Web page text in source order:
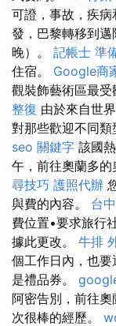
可證，事故，疾
發，巴黎轉移到邁
晚）。 記帳士 準
住宿。 Google商
觀裝飾藝術區最受
整復 由於來自世
對那些歡迎不同類
seo 關鍵字 該國
午，前往奧蘭多的
尋技巧 護照代辦
與費的內容。 台
費位置•要求旅行
據此更改。 牛排
個工作日內，也
是禮品券。
阿密告別，前往
次很棒的經歷。